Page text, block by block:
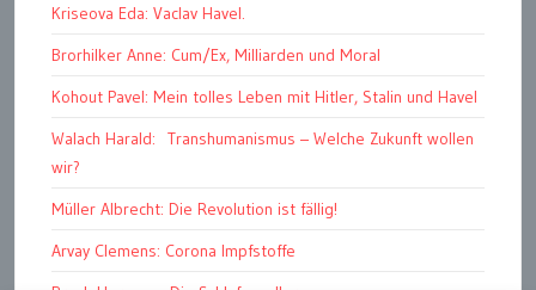
Kriseova Eda: Vaclav Havel.
Brorhilker Anne: Cum/Ex, Milliarden und Moral
Kohout Pavel: Mein tolles Leben mit Hitler, Stalin und Havel
Walach Harald: Transhumanismus – Welche Zukunft wollen
wir?
Müller Albrecht: Die Revolution ist fällig!
Arvay Clemens: Corona Impfstoffe